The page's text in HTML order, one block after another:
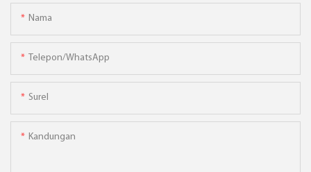
Nama
Telepon/WhatsApp
Surel
Kandungan